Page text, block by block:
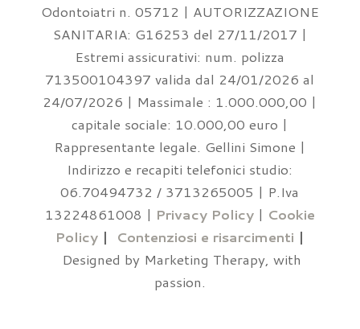
Odontoiatri n. 05712 | AUTORIZZAZIONE
SANITARIA: G16253 del 27/11/2017 |
Estremi assicurativi: num. polizza
713500104397 valida dal 24/01/2026 al
24/07/2026 | Massimale : 1.000.000,00 |
capitale sociale: 10.000,00 euro |
Rappresentante legale. Gellini Simone |
Indirizzo e recapiti telefonici studio:
06.70494732 / 3713265005 | P.Iva
13224861008 | Privacy Policy| Cookie
Policy| Contenziosi e risarcimenti |
Designed by Marketing Therapy, with
passion.